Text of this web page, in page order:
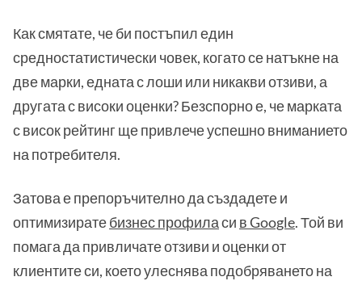
Как смятате, че би постъпил един
средностатистически човек, когато се натъкне на
две марки, едната с лоши или никакви отзиви, а
другата с високи оценки? Безспорно е, че марката
с висок рейтинг ще привлече успешно вниманието
на потребителя.
Затова е препоръчително да създадете и
оптимизиратебизнес профиласи в Google. Той ви
помага да привличате отзиви и оценки от
клиентите си, което улеснява подобряването на